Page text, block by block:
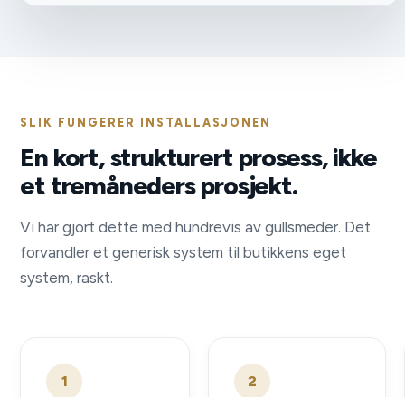
SLIK FUNGERER INSTALLASJONEN
En kort, strukturert prosess, ikke
et tremåneders prosjekt.
Vi har gjort dette med hundrevis av gullsmeder. Det
forvandler et generisk system til butikkens eget
system, raskt.
1 2